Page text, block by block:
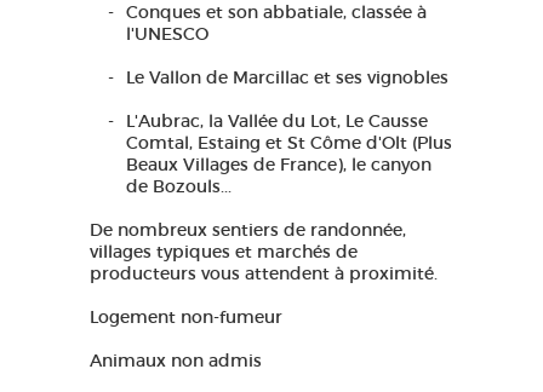
Conques et son abbatiale, classée à
l'UNESCO
Le Vallon de Marcillac et ses vignobles
L'Aubrac, la Vallée du Lot, Le Causse
Comtal, Estaing et St Côme d'Olt (Plus
Beaux Villages de France), le canyon
de Bozouls...
De nombreux sentiers de randonnée,
villages typiques et marchés de
producteurs vous attendent à proximité.
Logement non-fumeur
Animaux non admis